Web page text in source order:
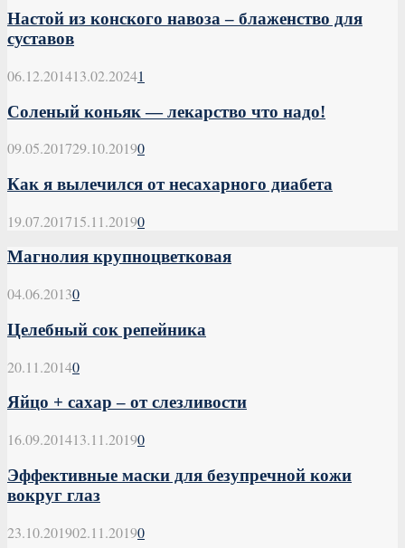
Настой из конского навоза – блаженство для
суставов
06.12.201413.02.20241
Соленый коньяк — лекарство что надо!
09.05.201729.10.20190
Как я вылечился от несахарного диабета
19.07.201715.11.20190
Магнолия крупноцветковая
04.06.20130
Целебный сок репейника
20.11.20140
Яйцо + сахар – от слезливости
16.09.201413.11.20190
Эффективные маски для безупречной кожи
вокруг глаз
23.10.201902.11.20190